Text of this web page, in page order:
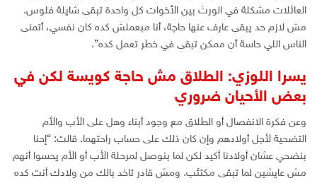
العائلات مشكلة في الورث بين الأخوات كل واحدة تبقى شايلة فلوس.
مش لازم حد يبقى عارف عنها حاجة، أنا مبعملش كده كان نفسي، أتمنى
الناس اللي حاسة أن ممكن تبقى في خطر تعمل كده”.
يسرا اللوزي: الطلاق مش حاجة كويسة لكن في
بعض الأحيان ضروري
وعن فكرة الانفصال أو الطلاق مع وجود أبناء وهل على الأب والأم
التضحية لأجل أولادهم وإن كان ذلك على حساب راحتهما. قالت: “إحنا
بنضحي عشان أولادنا أكيد لكن لما بنوصل لمرحلة الأب أو الأم يحسوا أنهم
مش عايشين لما تبقى مكتئب. ومش قادر تاخد بالك من ولادك أنت كده